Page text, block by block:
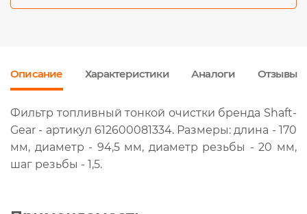
Описание Характеристики Аналоги Отзывы
Фильтр топливный тонкой очистки бренда Shaft-
Gear - артикул 612600081334. Размеры: длина - 170
мм, диаметр - 94,5 мм, диаметр резьбы - 20 мм,
шаг резьбы - 1,5.